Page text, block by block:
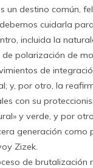
un destino común,
cuidarla
incluida la
de polarización de
de
y, por otro, la
con su
y verde, y por
generación como
Zizek.
de brutalización